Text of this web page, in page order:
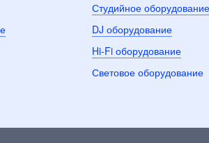
Студийное оборудование
DJ оборудование
Hi-Fi оборудование
Световое оборудование